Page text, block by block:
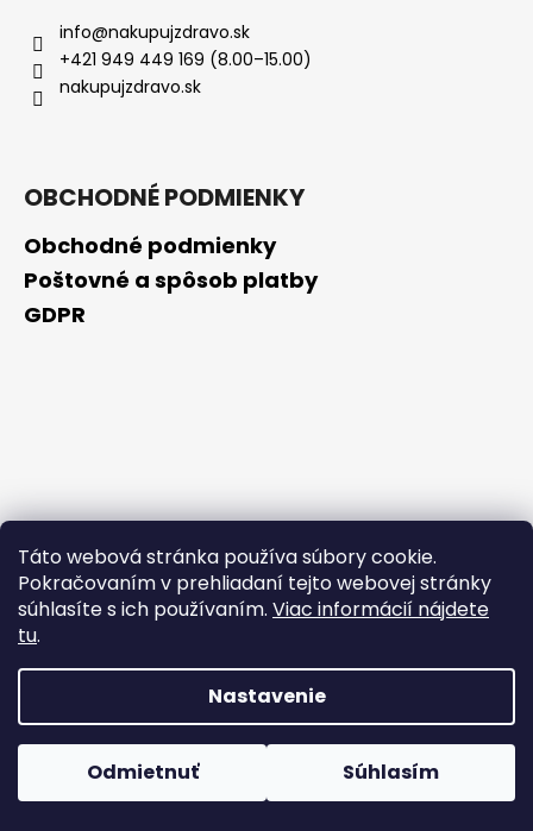
Táto webová stránka používa súbory cookie.
Pokračovaním v prehliadaní tejto webovej stránky
súhlasíte s ich používaním. Viac informácií nájdete
tu.
Nastavenie
Odmietnuť Súhlasím
Počas horúcich dní neodporúčame doručenie do
ParcelBoxov. Produkty citlivé na vysoké teploty nemusia byť
info@nakupujzdravo.sk
+421 949 449 169 (8.00–15.00)
nakupujzdravo.sk
OBCHODNÉ PODMIENKY
Obchodné podmienky
Poštovné a spôsob platby
GDPR
Copyright 2026NAKUPUJZDRAVO.SK. Všetky práva
vyhradené.
Upraviť nastavenie cookies